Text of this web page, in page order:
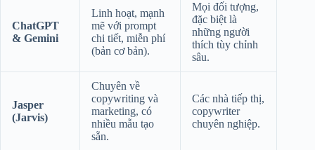
ChatGPT
& Gemini
Linh hoạt, mạnh
mẽ với prompt
chi tiết, miễn phí
(bản cơ bản).
Mọi đối tượng,
đặc biệt là
những người
thích tùy chỉnh
sâu.
Jasper
(Jarvis)
Chuyên về
copywriting và
marketing, có
nhiều mẫu tạo
sẵn.
Các nhà tiếp thị,
copywriter
chuyên nghiệp.